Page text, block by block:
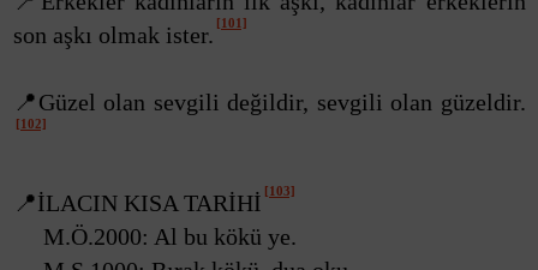
son aşkı olmak ister. [101]
📍Güzel olan sevgili değildir, sevgili olan güzeldir.
[102]
📍İLACIN KISA TARİHİ [103]
M.Ö.2000: Al bu kökü ye.